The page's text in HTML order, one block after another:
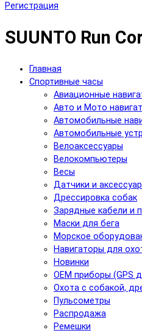
Регистрация
SUUNTO Run
Главная
Спортивные часы
Авиационные
Авто и Мото
Автомобильные
Автомобильные
Велоаксессуары
Велокомпьютеры
Весы
Датчики и
Дрессировка собак
Зарядные кабели и
Маски для бега
Морское
Навигаторы для
Новинки
ОЕМ приборы (GPS
Охота с собакой,
Пульсометры
Распродажа
Ремешки